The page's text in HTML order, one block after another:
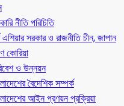
নীতি পরিচিতি
সরকার ও রাজনীতি চীন, জাপান
কোরিয়া
ও উন্নয়ন
বৈদেশিক সম্পর্ক
আইন প্রণয়ন প্রক্রিয়া